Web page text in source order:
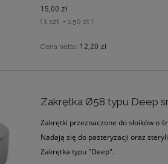
15,00 zł
( 1 szt. = 1,50 zł )
Cena netto: 12,20 zł
Zakrętka Ø58 typu Deep
Zakrętki przeznaczone do słoików o
Nadają się do pasteryzacji oraz
Zakrętka typu "Deep".